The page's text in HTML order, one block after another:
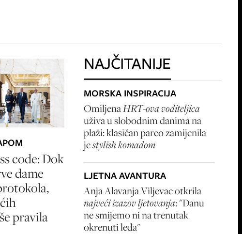
code: Dok
dame
pravila
NAJČITANIJE
MORSKA INSPIRACIJA
OmiljenaHRT-ova voditeljica
uživa u slobodnim danima na
plaži: klasičan pareo zamijenila
jestylish komadom
LJETNA AVANTURA
Anja Alavanja Viljevac otkrila
najveći izazov ljetovanja: "Danu
ne smijemo ni na trenutak
okrenuti leđa"